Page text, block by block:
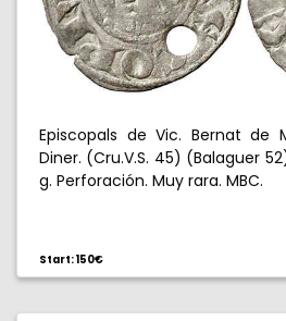
Episcopals de Vic. Bernat de
Diner. (Cru.V.S. 45) (Balaguer
g. Perforación. Muy rara. MBC.
Start: 150€